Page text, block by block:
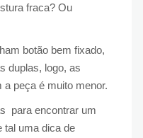
fraca? Ou
botão bem fixado,
duplas, logo, as
peça é muito menor.
para encontrar um
tal uma dica de